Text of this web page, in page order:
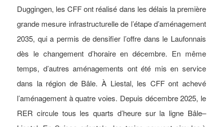
Duggingen, les CFF ont réalisé dans les délais la première
grande mesure infrastructurelle de l’étape d’aménagement
2035, qui a permis de densifier l’offre dans le Laufonnais
dès le changement d’horaire en décembre. En même
temps, d’autres aménagements ont été mis en service
dans la région de Bâle. À Liestal, les CFF ont achevé
l’aménagement à quatre voies. Depuis décembre 2025, le
RER circule tous les quarts d’heure sur la ligne Bâle–